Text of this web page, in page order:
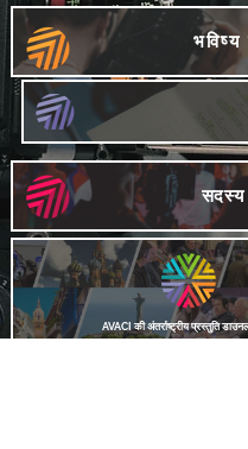
भविष्य
AVACI की अंतर्राष्ट्रीय प्रस्तुति